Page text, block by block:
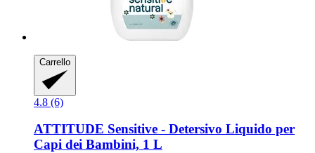
Carrello
4.8 (6)
ATTITUDE Sensitive -​ Detersivo Liquido per
Capi dei Bambini, 1 L